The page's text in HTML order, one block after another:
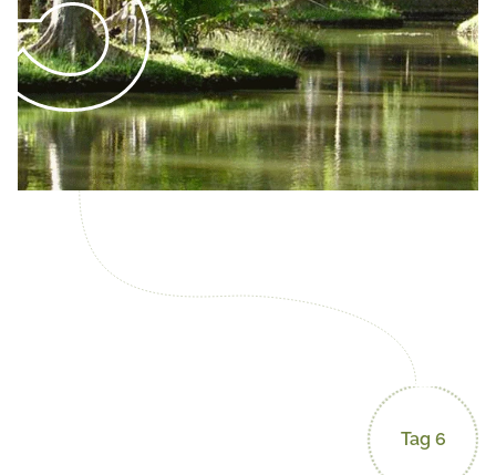
Tag 6